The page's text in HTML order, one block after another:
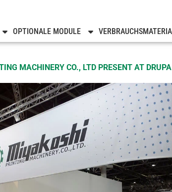
OPTIONALE MODULE
MACHINERY CO., LTD PRESENT AT DRUPA